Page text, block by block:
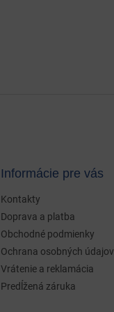
Informácie pre vás
Kontakty
Doprava a platba
Obchodné podmienky
Ochrana osobných údajov
Vrátenie a reklamácia
Predĺžená záruka